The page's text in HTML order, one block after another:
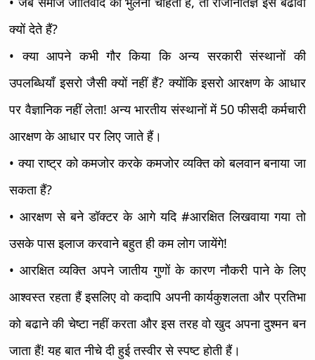
क्यों देते हैं?
• क्या आपने कभी गौर किया कि अन्य सरकारी संस्थानों की
उपलब्धियाँ इसरो जैसी क्यों नहीं हैं? क्योंकि इसरो आरक्षण के आधार
पर वैज्ञानिक नहीं लेता! अन्य भारतीय संस्थानों में 50 फीसदी कर्मचारी
आरक्षण के आधार पर लिए जाते हैं।
• क्या राष्ट्र को कमजोर करके कमजोर व्यक्ति को बलवान बनाया जा
सकता हैं?
• आरक्षण से बने डॉक्टर के आगे यदि #आरक्षित लिखवाया गया तो
उसके पास इलाज करवाने बहुत ही कम लोग जायेंगे!
• आरक्षित व्यक्ति अपने जातीय गुणों के कारण नौकरी पाने के लिए
आश्वस्त रहता हैं इसलिए वो कदापि अपनी कार्यकुशलता और प्रतिभा
को बढाने की चेष्टा नहीं करता और इस तरह वो खुद अपना दुश्मन बन
जाता हैं! यह बात नीचे दी हुई तस्वीर से स्पष्ट होती हैं।